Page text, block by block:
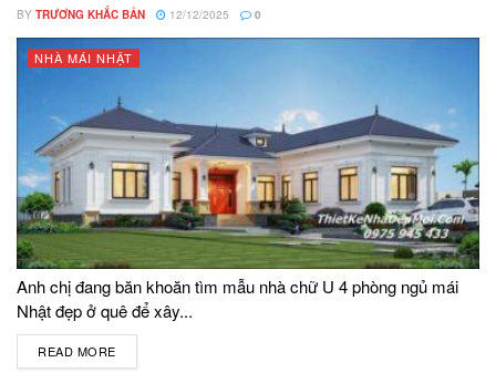
BY TRƯƠNG KHẮC BẢN 12/12/2025 0
NHÀ MÁI NHẬT
Anh chị đang băn khoăn tìm mẫu nhà chữ U 4 phòng ngủ mái
Nhật đẹp ở quê để xây...
READ MORE